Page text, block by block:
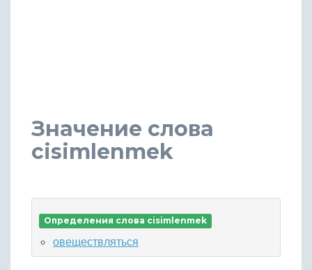
Значение слова
cisimlenmek
Определения слова cisimlenmek
овеществляться